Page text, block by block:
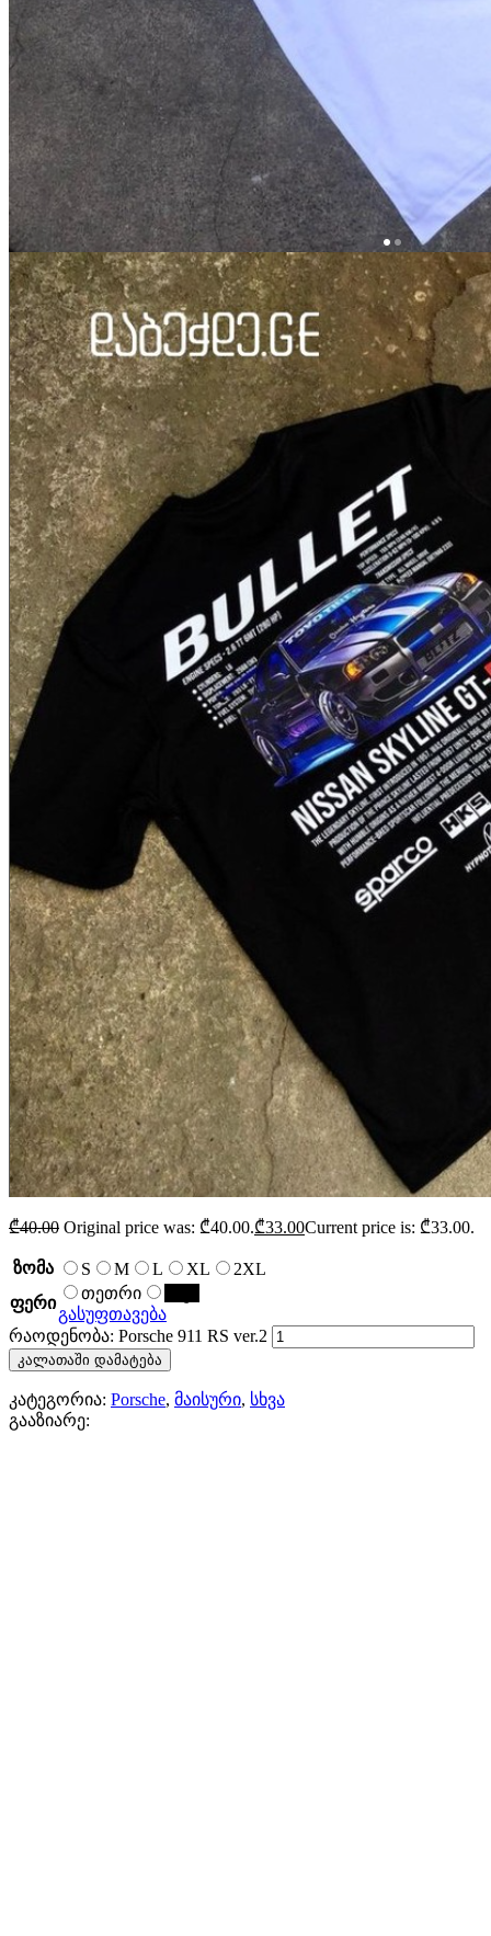
₾40.00 Original price was: ₾40.00.₾33.00Current price is: ₾33.00.
ზომა S M L XL
2XL
ფერი
თეთრი
გასუფთავება
რაოდენობა: Porsche 911 RS ver.2
კალათაში დამატება
კატეგორია: Porsche, მაისური, სხვა
გააზიარე: